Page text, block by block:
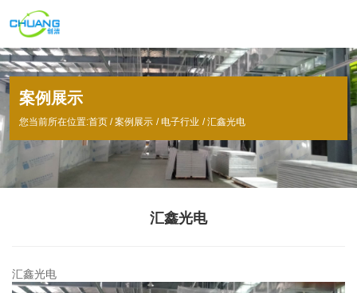
案例展示
您当前所在位置:首页 /案例展示 /电子行业 /汇鑫光电
汇鑫光电
汇鑫光电